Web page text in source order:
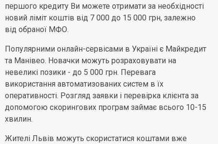
першого кредиту Ви можете отримати за необхідності
новий ліміт коштів від 7 000 до 15 000 грн, залежно
від обраної МФО.
Популярними онлайн-сервісами в Україні є Майкредит
та Манівео. Новачки можуть розраховувати на
невеликі позики - до 5 000 грн. Перевага
використання автоматизованих систем в їх
оперативності. Розгляд заявки і перевірка клієнта за
допомогою скорингових програм займає всього 10-15
хвилин.
Жителі Львів можуть скористатися коштами вже